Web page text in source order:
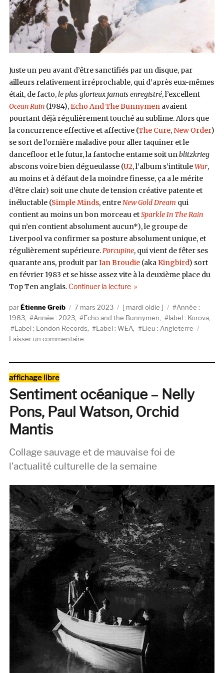
Juste un peu avant d’être sanctifiés par un disque, par
ailleurs relativement irréprochable, qui d’après eux-mêmes
était, de facto,le plus glorieux jamais enregistré, l’excellent
Ocean Rain(1984),Echo And The Bunnymenavaient
pourtant déjà régulièrement touché au sublime. Alors que
la concurrence effective et affective (The Cure, New Order)
se sort de l’ornière maladive pour aller taquiner et le
dancefloor et le futur, la fantoche entame soit unblitzkrieg
abscons voire bien dégueulasse (U2, l’album s’intituleWar,
au moins et à défaut de la moindre finesse, ça a le mérite
d’être clair) soit une chute de tension créative patente et
inéluctable (Simple Minds, entreNew Gold Dream qui
contient au moins un bon morceau etSparkle In The Rain
qui n’en contient absolument aucun*), le groupe de
Liverpool va confirmer sa posture absolument unique, et
régulièrement supérieure.Porcupine, qui vient de fêter ses
quarante ans, produit parIan Broudie(akaKingbird) sort
en février 1983 et se hisse assez vite à la deuxième place du
Top Ten anglais. Continuer la lecturede « Echo And The
AuteurÉtienne Greib
Publié
le
7 mars 2023 Catégories
mardi oldie Étiquettes
Année :
1983, Année : 2023, Echo and the Bunnymen, label : Korova,
Label : London Records, Label : WEA,
Lieu : Angleterre
Laisser un commentairesur
Porcupine
(Korova,
1983)
Catégories
affichage libre
Sentiment océanique – Nelly
Pons, Paul Watson, Orchid
Mantis
Collage sauvage et de mauvaise foi de
l’actualité culturelle de la semaine